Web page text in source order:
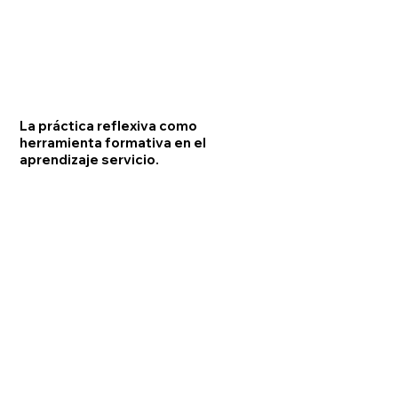
La práctica reflexiva como
herramienta formativa en el
aprendizaje servicio.